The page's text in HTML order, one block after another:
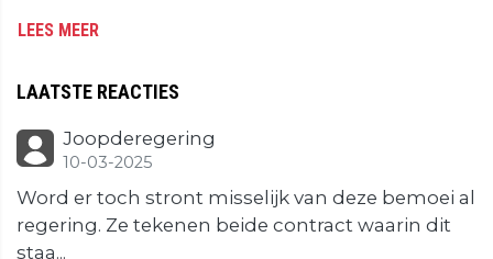
LEES MEER
LAATSTE REACTIES
Joopderegering
10-03-2025
Word er toch stront misselijk van deze bemoei al
regering. Ze tekenen beide contract waarin dit
staa...